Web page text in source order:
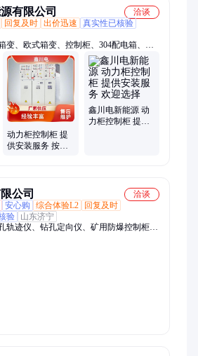
有限公司
洽谈
回复及时 出价迅速
真实性已核验
变、欧式箱变、控制柜、304配电箱、配
成套配电箱、箱式变电站、二级配电柜、
电箱、小区箱式变压器、箱式配电房设
复电配电房、箱变维保、高低压设备维
临时配电箱、防爆配电箱、高原型箱变、
动力柜控制柜 提
供安装服务 按需
鑫川电新能源 动
力柜控制柜 提供
公司
洽谈
安心购 综合体验L2
回复及时
验
山东济宁
轨迹仪、钻孔定向仪、矿用防爆控制柜、
伤仪、矿用掘进机、矿用采煤机、矿用装
、给煤机、绞车、矿车、混凝土搅拌机、
、履带钻机、潜孔钻机、单体液压支柱、
、铁路钢轨、变压器、螺旋支柱